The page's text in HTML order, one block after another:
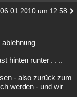
06.01.2010 um 12:58
ablehnung
hinten runter . . ..
- also zurück zum
werden - und wir